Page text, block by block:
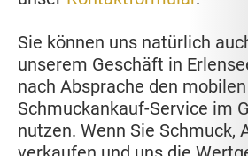
Sie können uns natürlich
unserem Geschäft in
nach Absprache den mobilen
Schmuckankauf-Service im
nutzen. Wenn Sie Schmuck,